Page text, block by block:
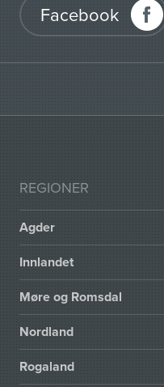
Facebook
REGIONER
Agder
Innlandet
Møre og Romsdal
Nordland
Rogaland